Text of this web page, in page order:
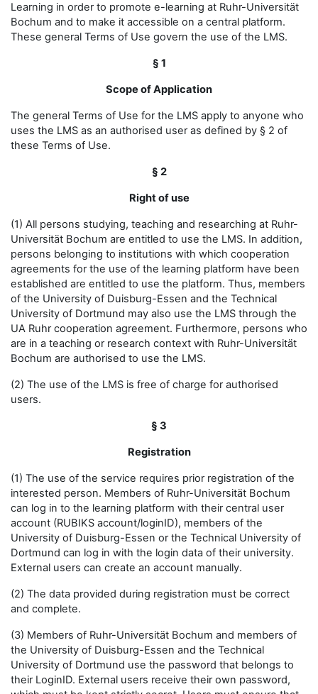
Learning in order to promote e-learning at Ruhr-Universität
Bochum and to make it accessible on a central platform.
These general Terms of Use govern the use of the LMS.
§ 1
Scope of Application
The general Terms of Use for the LMS apply to anyone who
uses the LMS as an authorised user as defined by § 2 of
these Terms of Use.
§ 2
Right of use
(1) All persons studying, teaching and researching at Ruhr-
Universität Bochum are entitled to use the LMS. In addition,
persons belonging to institutions with which cooperation
agreements for the use of the learning platform have been
established are entitled to use the platform. Thus, members
of the University of Duisburg-Essen and the Technical
University of Dortmund may also use the LMS through the
UA Ruhr cooperation agreement. Furthermore, persons who
are in a teaching or research context with Ruhr-Universität
Bochum are authorised to use the LMS.
(2) The use of the LMS is free of charge for authorised
users.
§ 3
Registration
(1) The use of the service requires prior registration of the
interested person. Members of Ruhr-Universität Bochum
can log in to the learning platform with their central user
account (RUBIKS account/loginID), members of the
University of Duisburg-Essen or the Technical University of
Dortmund can log in with the login data of their university.
External users can create an account manually.
(2) The data provided during registration must be correct
and complete.
(3) Members of Ruhr-Universität Bochum and members of
the University of Duisburg-Essen and the Technical
University of Dortmund use the password that belongs to
their LoginID. External users receive their own password,